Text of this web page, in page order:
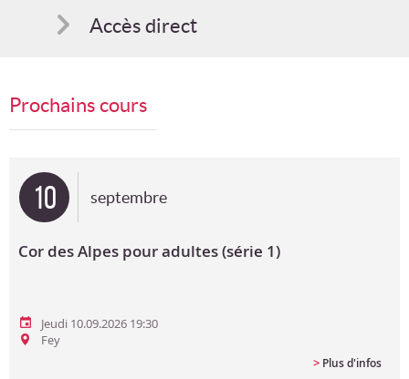
Accès direct
Suggestions
Programme en PDF
Prochains cours
10 septembre
Cor des Alpes pour adultes (série 1)
Jeudi 10.09.2026 19:30
Fey
> Plus d'infos